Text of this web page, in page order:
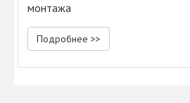
монтажа
Подробнее >>